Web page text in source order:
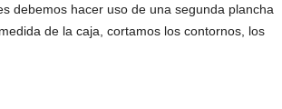
debemos hacer uso de una segunda plancha
de la caja, cortamos los contornos, los